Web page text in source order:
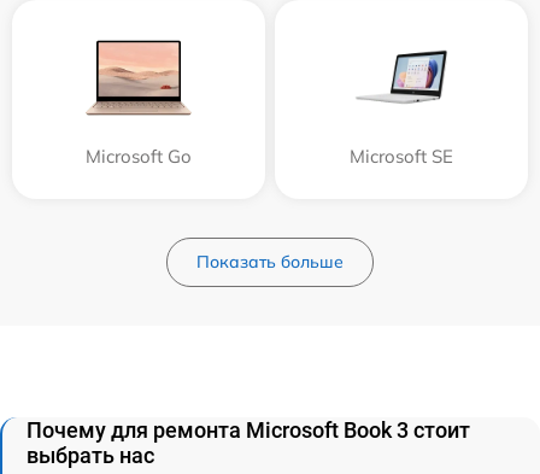
Microsoft Go Microsoft SE
Показать больше
Почему для ремонта Microsoft Book 3 стоит
выбрать нас